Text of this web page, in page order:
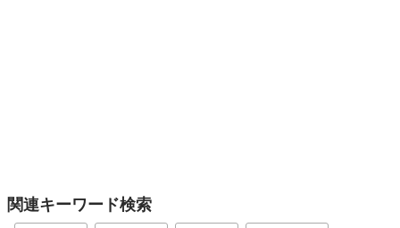
関連キーワード検索